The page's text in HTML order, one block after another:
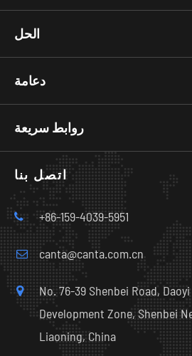
الحل
دعامة
روابط سريعة
اتصل بنا
+86-159-4039-5951
canta@canta.com.cn
No. 76-39 Shenbei Road,
Development Zone, Shenbei
Liaoning, China